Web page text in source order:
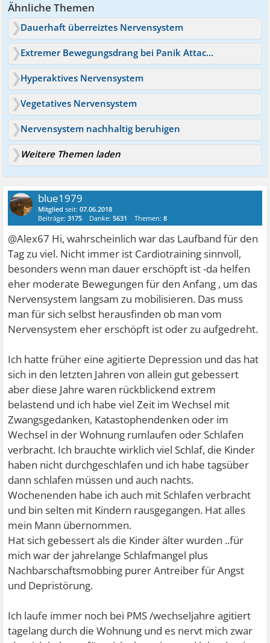
Ähnliche Themen
Dauerhaft überreiztes Nervensystem
Extremer Bewegungsdrang bei Panik Attacken
Hyperaktives Nervensystem
Vegetatives Nervensystem
Nervensystem nachhaltig beruhigen
Weitere Themen laden
blue1979
Mitglied seit:07.06.2018
Beiträge:3175 Danke:5631 Themen:8
@Alex67 Hi, wahrscheinlich war das Laufband für den
Tag zu viel. Nicht immer ist Cardiotraining sinnvoll,
besonders wenn man dauer erschöpft ist -da helfen
eher moderate Bewegungen für den Anfang , um das
Nervensystem langsam zu mobilisieren. Das muss
man für sich selbst herausfinden ob man vom
Nervensystem eher erschöpft ist oder zu aufgedreht.
Ich hatte früher eine agitierte Depression und das hat
sich in den letzten Jahren von allein gut gebessert
aber diese Jahre waren rückblickend extrem
belastend und ich habe viel Zeit im Wechsel mit
Zwangsgedanken, Katastophendenken oder im
Wechsel in der Wohnung rumlaufen oder Schlafen
verbracht. Ich brauchte wirklich viel Schlaf, die Kinder
haben nicht durchgeschlafen und ich habe tagsüber
dann schlafen müssen und auch nachts.
Wochenenden habe ich auch mit Schlafen verbracht
und bin selten mit Kindern rausgegangen. Hat alles
mein Mann übernommen.
Hat sich gebessert als die Kinder älter wurden ..für
mich war der jahrelange Schlafmangel plus
Nachbarschaftsmobbing purer Antreiber für Angst
und Depristörung.
Ich laufe immer noch bei PMS /wechseljahre agitiert
tagelang durch die Wohnung und es nervt mich zwar